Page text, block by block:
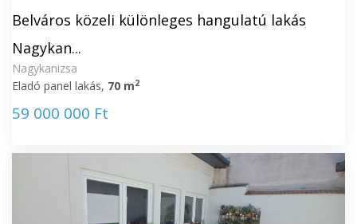
Belváros közeli különleges hangulatú lakás
Nagykan...
Nagykanizsa
Eladó panel lakás, 70 m2
59 000 000 Ft